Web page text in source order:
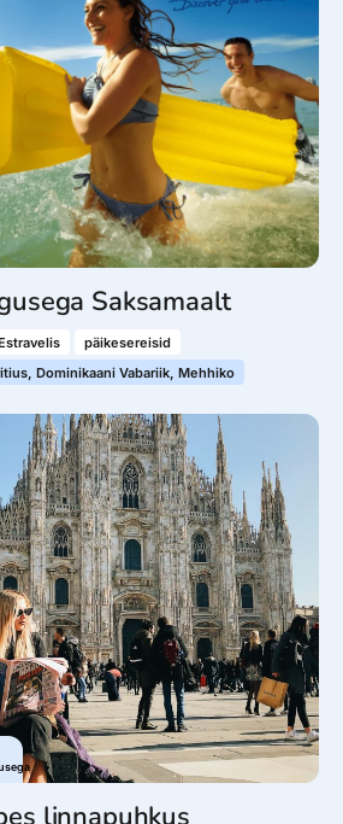
Saksamaalt
päikesereisid
Dominikaani Vabariik, Mehhiko
linnapuhkus